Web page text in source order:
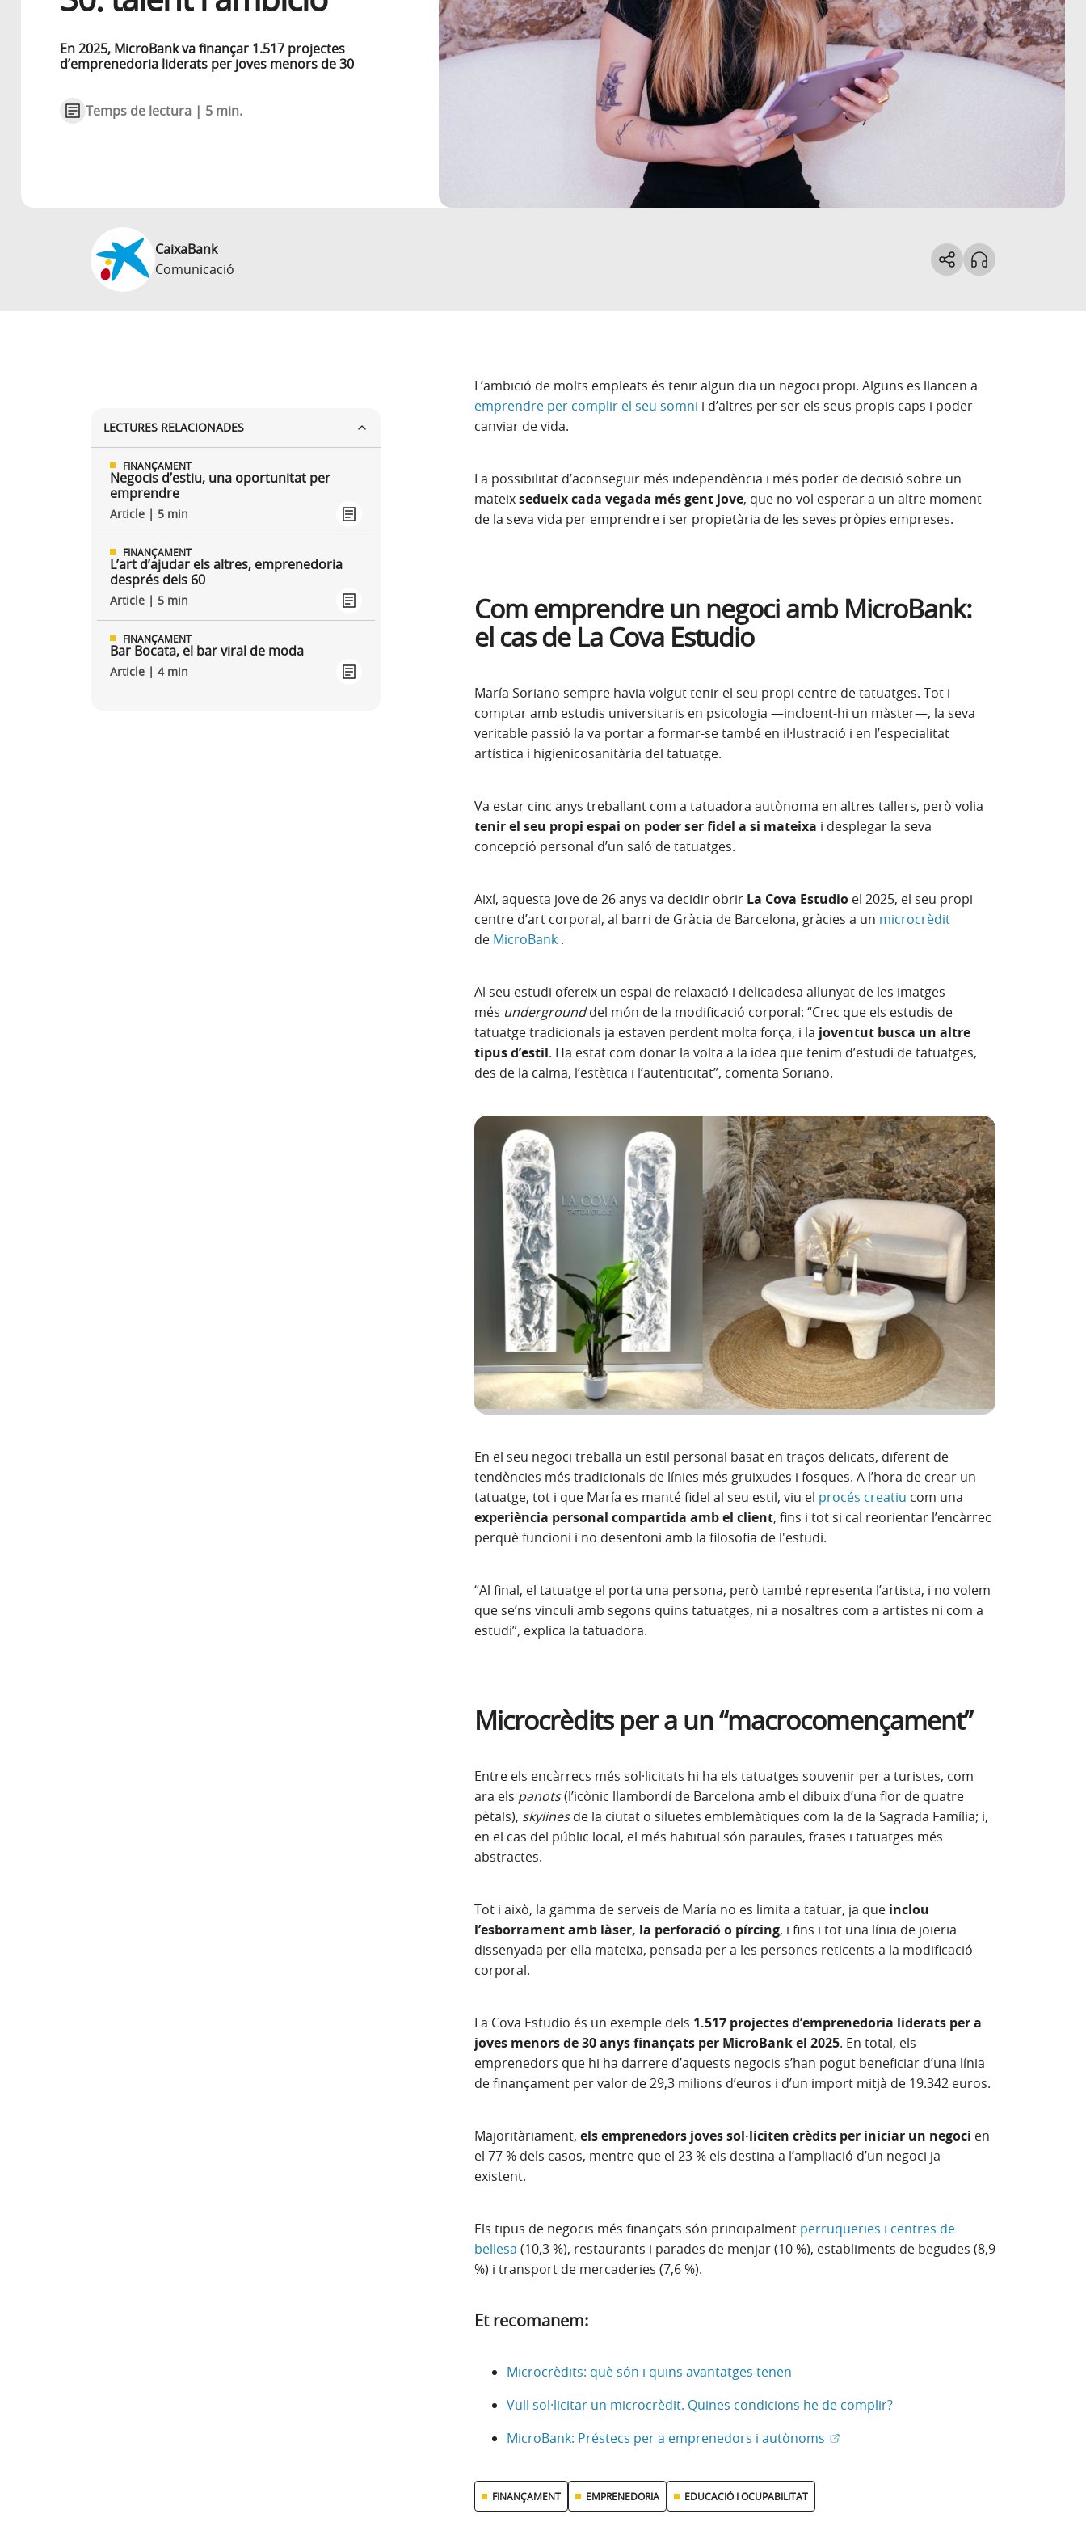
En 2025, MicroBank va finançar 1.517 projectes
d’emprenedoria liderats per joves menors de 30
Temps de lectura | 5 min.
CaixaBank
Comunicació
LECTURES RELACIONADES
FINANÇAMENT
Negocis d’estiu, una oportunitat per
emprendre
Article | 5 min
FINANÇAMENT
L’art d’ajudar els altres, emprenedoria
després dels 60
Article | 5 min
FINANÇAMENT
Bar Bocata, el bar viral de moda
Article | 4 min
L’ambició de molts empleats és tenir algun dia un negoci propi. Alguns es llancen a
emprendre per complir el seu somni i d’altres per ser els seus propis caps i poder
canviar de vida.
La possibilitat d’aconseguir més independència i més poder de decisió sobre un
mateixsedueix cada vegada més gent jove, que no vol esperar a un altre moment
de la seva vida per emprendre i ser propietària de les seves pròpies empreses.
Com emprendre un negoci amb MicroBank:
el cas de La Cova Estudio
María Soriano sempre havia volgut tenir el seu propi centre de tatuatges. Tot i
comptar amb estudis universitaris en psicologia —incloent-hi un màster—, la seva
veritable passió la va portar a formar-se també en il·lustració i en l’especialitat
artística i higienicosanitària del tatuatge.
Va estar cinc anys treballant com a tatuadora autònoma en altres tallers, però volia
tenir el seu propi espai on poder ser fidel a si mateixa i desplegar la seva
concepció personal d’un saló de tatuatges.
Així, aquesta jove de 26 anys va decidir obrir La Cova Estudioel 2025, el seu propi
centre d’art corporal, al barri de Gràcia de Barcelona, gràcies a un microcrèdit
de MicroBank .
Al seu estudi ofereix un espai de relaxació i delicadesa allunyat de les imatges
més undergrounddel món de la modificació corporal: “Crec que els estudis de
tatuatge tradicionals ja estaven perdent molta força, i la joventut busca un altre
tipus d’estil. Ha estat com donar la volta a la idea que tenim d’estudi de tatuatges,
des de la calma, l’estètica i l’autenticitat”, comenta Soriano.
En el seu negoci treballa un estil personal basat en traços delicats, diferent de
tendències més tradicionals de línies més gruixudes i fosques. A l’hora de crear un
tatuatge, tot i que María es manté fidel al seu estil, viu el procés creatiu com una
experiència personal compartida amb el client, fins i tot si cal reorientar l’encàrrec
perquè funcioni i no desentoni amb la filosofia de l'estudi.
“Al final, el tatuatge el porta una persona, però també representa l’artista, i no volem
que se’ns vinculi amb segons quins tatuatges, ni a nosaltres com a artistes ni com a
estudi”, explica la tatuadora.
Microcrèdits per a un “macrocomençament”
Entre els encàrrecs més sol·licitats hi ha els tatuatges souvenir per a turistes, com
ara els panots(l’icònic llambordí de Barcelona amb el dibuix d’una flor de quatre
pètals), skylinesde la ciutat o siluetes emblemàtiques com la de la Sagrada Família; i,
en el cas del públic local, el més habitual són paraules, frases i tatuatges més
abstractes.
Tot i això, la gamma de serveis de María no es limita a tatuar, ja que inclou
l’esborrament amb làser, la perforació o pírcing, i fins i tot una línia de joieria
dissenyada per ella mateixa, pensada per a les persones reticents a la modificació
corporal.
La Cova Estudio és un exemple dels 1.517 projectes d’emprenedoria liderats per a
joves menors de 30 anys finançats per MicroBank el 2025. En total, els
emprenedors que hi ha darrere d’aquests negocis s’han pogut beneficiar d’una línia
de finançament per valor de 29,3 milions d’euros i d’un import mitjà de 19.342 euros.
Majoritàriament, els emprenedors joves sol·liciten crèdits per iniciar un negoci en
el 77 % dels casos, mentre que el 23 % els destina a l’ampliació d’un negoci ja
existent.
Els tipus de negocis més finançats són principalment perruqueries i centres de
bellesa (10,3 %), restaurants i parades de menjar (10 %), establiments de begudes (8,9
%) i transport de mercaderies (7,6 %).
Et recomanem:
Microcrèdits: què són i quins avantatges tenen
Vull sol·licitar un microcrèdit. Quines condicions he de complir?
MicroBank: Préstecs per a emprenedors i autònoms (Obre en finestra nova)
FINANÇAMENT EMPRENEDORIA EDUCACIÓ I OCUPABILITAT